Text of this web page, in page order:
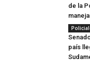
de la
país